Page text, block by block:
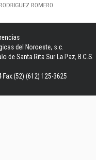
ROMERO
del Noroeste, s.c.
de Santa Rita Sur La Paz, B.C.S.
Fax:(52) (612) 125-3625